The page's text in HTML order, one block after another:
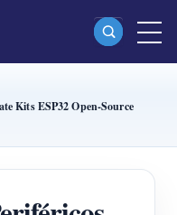
Wi-Fi (WEM2067)
Wi-Fi (WEM3080T)
Kits ESP32 Open-Source